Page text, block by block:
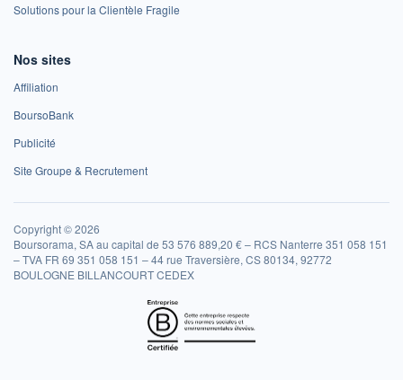
Solutions pour la Clientèle Fragile
Nos sites
Affiliation
BoursoBank
Publicité
Site Groupe & Recrutement
Copyright © 2026
Boursorama, SA au capital de 53 576 889,20 € – RCS Nanterre 351 058 151
– TVA FR 69 351 058 151 – 44 rue Traversière, CS 80134, 92772
BOULOGNE BILLANCOURT CEDEX